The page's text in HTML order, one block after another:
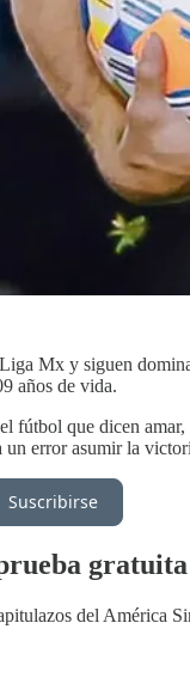
Mx y siguen
años de vida.
fútbol que dicen
error asumir la
Suscribirse
gratuita
del América